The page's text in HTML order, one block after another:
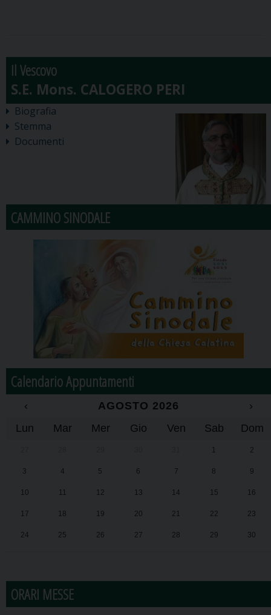
Il Vescovo
Biografia
Stemma
Documenti
CAMMINO SINODALE
Calendario Appuntamenti
‹ AGOSTO 2026
›
Lun
Mar Mer Gio Ven Sab Dom
1 2
3 4 5 6 7 8 9
10 11 12 13 14 15 16
17 18 19 20 21 22 23
24 25 26 27 28 29 30
ORARI MESSE